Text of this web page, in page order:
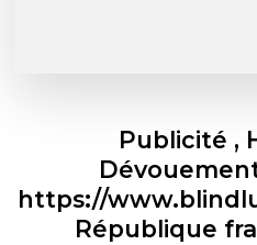
Publicité ,
https://
République